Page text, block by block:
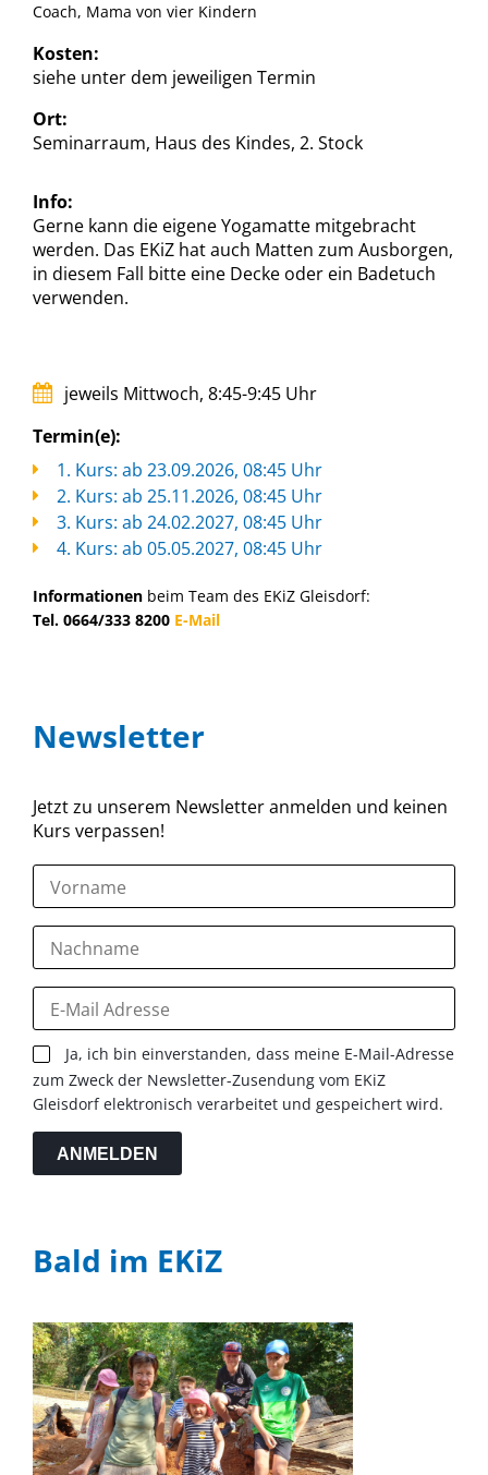
Newsletter
Jetzt zu unserem Newsletter anmelden und keinen
Kurs verpassen!
Ja, ich bin einverstanden, dass meine E-Mail-Adresse
zum Zweck der Newsletter-Zusendung vom EKiZ
Gleisdorf elektronisch verarbeitet und gespeichert wird.
ANMELDEN
Bald im EKiZ
Coach, Mama von vier Kindern
Kosten:
siehe unter dem jeweiligen Termin
Ort:
Seminarraum, Haus des Kindes, 2. Stock
Info:
Gerne kann die eigene Yogamatte mitgebracht
werden. Das EKiZ hat auch Matten zum Ausborgen,
in diesem Fall bitte eine Decke oder ein Badetuch
verwenden.
jeweils Mittwoch, 8:45-9:45 Uhr
Termin(e):
1. Kurs: ab 23.09.2026, 08:45 Uhr
2. Kurs: ab 25.11.2026, 08:45 Uhr
3. Kurs: ab 24.02.2027, 08:45 Uhr
4. Kurs: ab 05.05.2027, 08:45 Uhr
Informationen beim Team des EKiZ Gleisdorf:
Tel. 0664/333 8200 E-Mail